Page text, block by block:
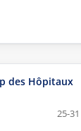
des Hôpitaux
25-31